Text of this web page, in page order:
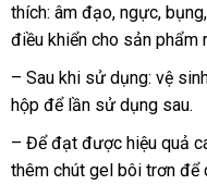
thích: âm đạoĐức
, ngựcnơi
nào
,
điều khiển cho sản phẩm
– Sau khi sử dụng: vệ
hộp Đức
để lần sử dụng sau.
– Để đạt thanh
lý
được hiệu quả
thêm chút gel bôi trơn tận
để